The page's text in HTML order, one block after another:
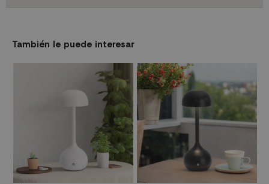
También le puede interesar